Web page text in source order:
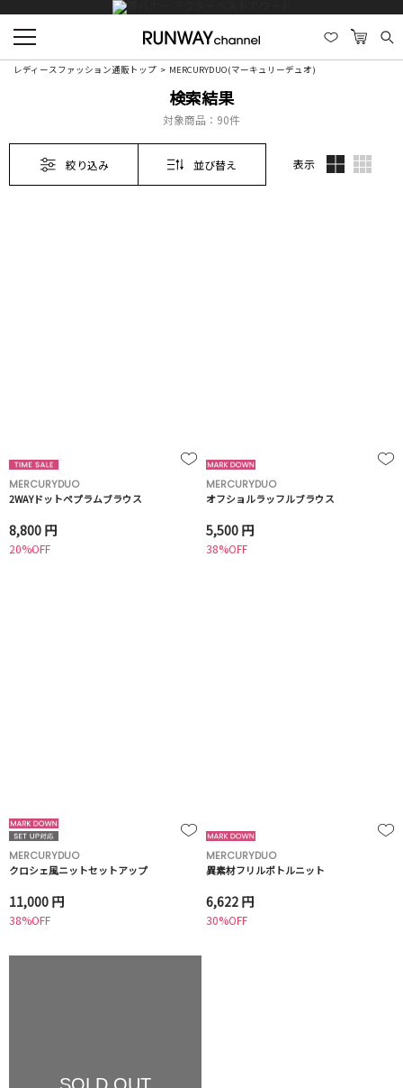
レディースファッション通販トップ MERCURYDUO(マーキュリーデュオ)
検索結果
対象商品： 90件
絞り込み 並び替え 表示
MERCURYDUO
2WAYドットペプラムブラウス
8,800 円
20%OFF
MERCURYDUO
オフショルラッフルブラウス
5,500 円
38%OFF
MERCURYDUO
クロシェ風ニットセットアップ
11,000 円
38%OFF
MERCURYDUO
異素材フリルボトルニット
6,622 円
30%OFF